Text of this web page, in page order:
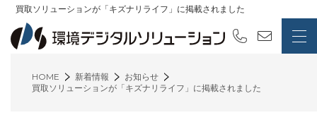
買取ソリューションが「キズナリライフ」に掲載されました
HOME 新着情報
お知らせ
買取ソリューションが「キズナリライフ」に掲載されました